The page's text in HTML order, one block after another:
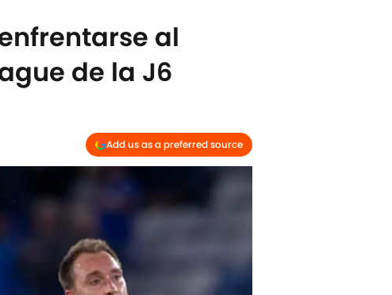
al
de la J6
Add us as a preferred source